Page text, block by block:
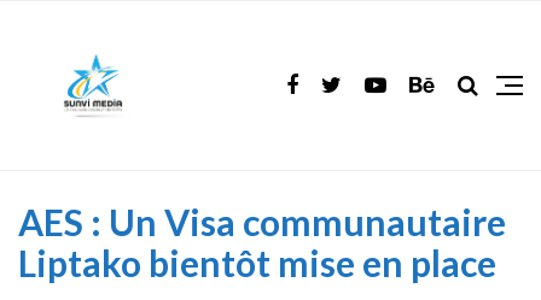
AES : Un Visa communautaire
Liptako bientôt mise en place